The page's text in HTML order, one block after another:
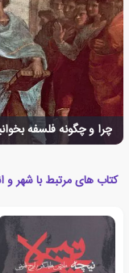
چرا و چگونه فلسفه
کتاب های مرتبط با شهر و